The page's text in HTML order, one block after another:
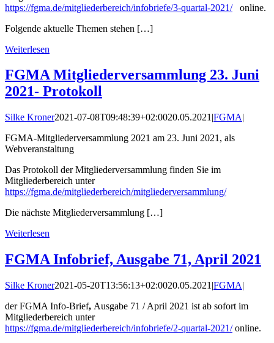
https://fgma.de/mitgliederbereich/infobriefe/3-quartal-2021/online.
Folgende aktuelle Themen stehen […]
Weiterlesen
FGMA Mitgliederversammlung 23. Juni
2021- Protokoll
Silke Kroner2021-07-08T09:48:39+02:0020.05.2021 |FGMA|
FGMA-Mitgliederversammlung 2021 am 23. Juni 2021, als
Webveranstaltung
Das Protokoll der Mitgliederversammlung finden Sie im
Mitgliederbereich unter
https://fgma.de/mitgliederbereich/mitgliederversammlung/
Die nächste Mitgliederversammlung […]
Weiterlesen
FGMA Infobrief, Ausgabe 71, April 2021
Silke Kroner2021-05-20T13:56:13+02:0020.05.2021 |FGMA|
der FGMA Info-Brief, Ausgabe 71 / April 2021 ist ab sofort im
Mitgliederbereich unter
https://fgma.de/mitgliederbereich/infobriefe/2-quartal-2021/online.